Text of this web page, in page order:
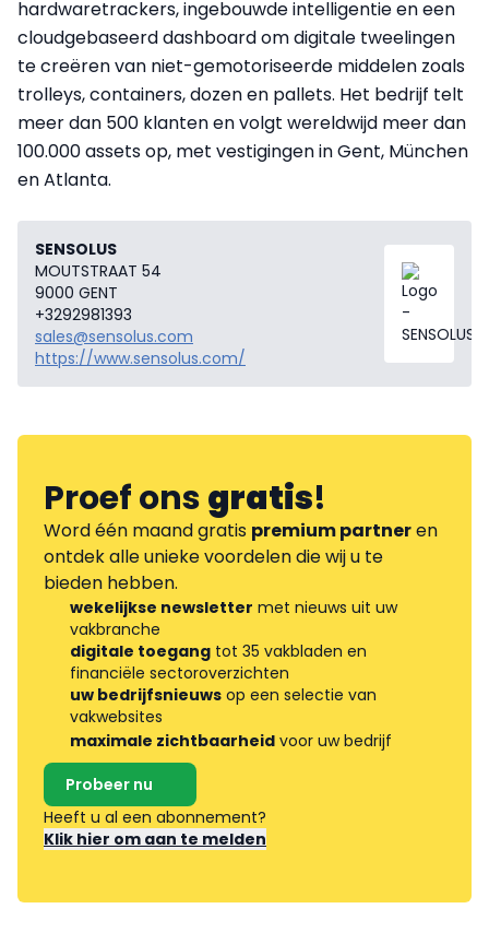
hardwaretrackers, ingebouwde intelligentie en een
cloudgebaseerd dashboard om digitale tweelingen
te creëren van niet-gemotoriseerde middelen zoals
trolleys, containers, dozen en pallets. Het bedrijf telt
meer dan 500 klanten en volgt wereldwijd meer dan
100.000 assets op, met vestigingen in Gent, München
en Atlanta.
SENSOLUS
MOUTSTRAAT 54
9000 GENT
+3292981393
sales@sensolus.com
https://www.sensolus.com/
Proef onsgratis!
Word één maand gratis premium partneren
ontdek alle unieke voordelen die wij u te
bieden hebben.
wekelijkse newsletter met nieuws uit uw
vakbranche
digitale toegang tot 35 vakbladen en
financiële sectoroverzichten
uw bedrijfsnieuws op een selectie van
vakwebsites
maximale zichtbaarheid voor uw bedrijf
Probeer nu
Heeft u al een abonnement?
Klik hier om aan te melden